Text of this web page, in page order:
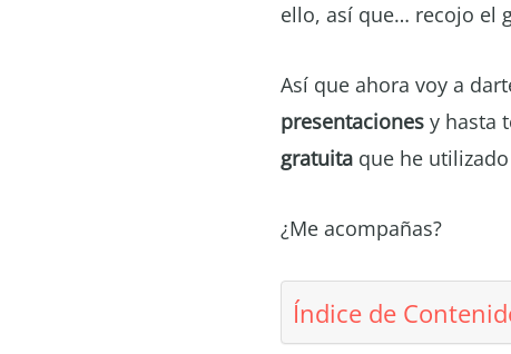
ello, así que… recojo el
Así que ahora voy a
presentaciones y hasta
gratuita que he
¿Me acompañas?
Índice de